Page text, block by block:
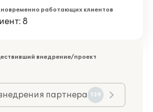
работающих клиентов
8
внедрение/проект
партнера 139